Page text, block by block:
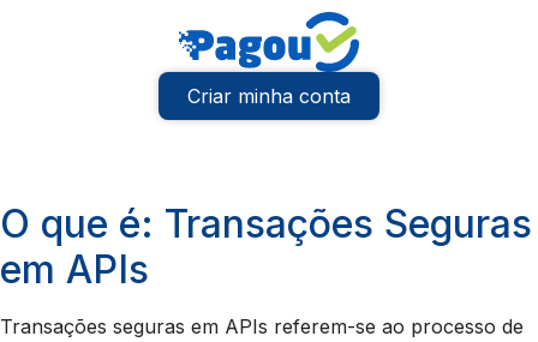
Criar minha conta
O que é: Transações Seguras
em APIs
Transações seguras em APIs referem-se ao processo de